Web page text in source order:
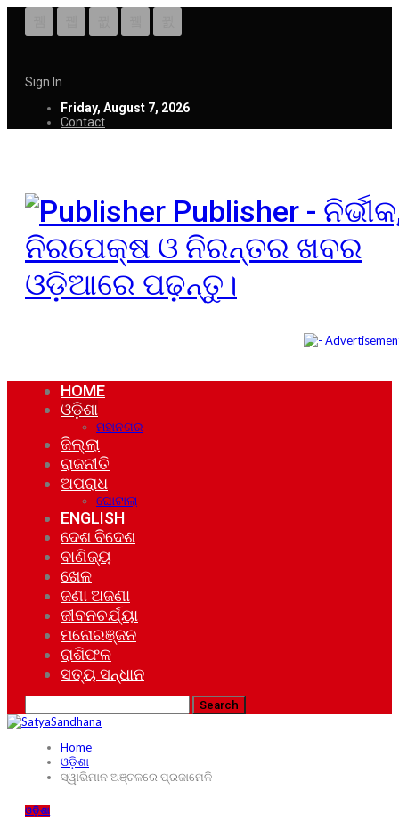
Sign In
Friday, August 7, 2026
Contact
Publisher -
ନିରପେକ୍ଷ ଓ ନିରନ୍ତର ଖବର
ଓଡ଼ିଆରେ ପଢ଼ନ୍ତୁ।
HOME
ଓଡ଼ିଶା
ମହାନଗର
ଜିଲ୍ଲା
ରାଜନୀତି
ଅପରାଧ
ଘୋଟାଲା
ENGLISH
ଦେଶ ବିଦେଶ
ବାଣିଜ୍ୟ
ଖେଳ
ଜଣା ଅଜଣା
ଜୀବନଚର୍ଯ୍ୟା
ମନୋରଞ୍ଜନ
ରାଶିଫଳ
ସତ୍ୟ ସନ୍ଧାନ
Home
ଓଡ଼ିଶା
ସ୍ୱାଭିମାନ ଅଞ୍ଚଳରେ ପ୍ରଜାମେଳି
ଓଡ଼ିଶା